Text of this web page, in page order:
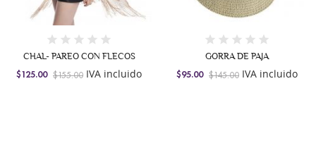
FLECOS
incluido
GORRA DE PAJA
$95.00 $145.00 IVA incluido
BUCKET HAT
$129.00IVA